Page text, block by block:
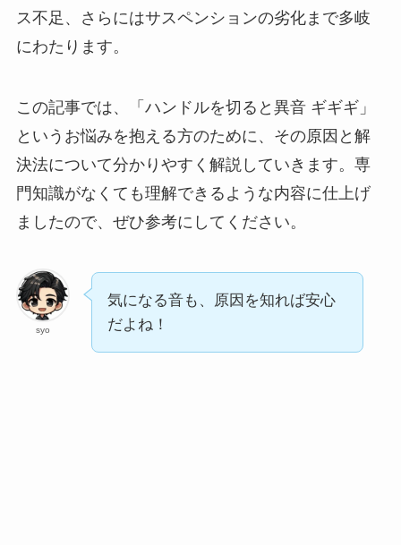
ス不足、さらにはサスペンションの劣化まで多岐
にわたります。
この記事では、「ハンドルを切ると異音 ギギギ」
というお悩みを抱える方のために、その原因と解
決法について分かりやすく解説していきます。専
門知識がなくても理解できるような内容に仕上げ
ましたので、ぜひ参考にしてください。
syo
気になる音も、原因を知れば安心
だよね！